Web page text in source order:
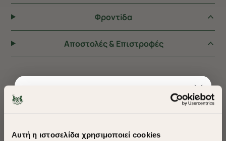
Αυτή η ιστοσελίδα χρησιμοποιεί cookies
Φροντiδα
Αποστολές & Επιστροφές
ΠΡΟΤΕΙΝΟΥΜΕ ΓΙΑ ΕΣΑΣ